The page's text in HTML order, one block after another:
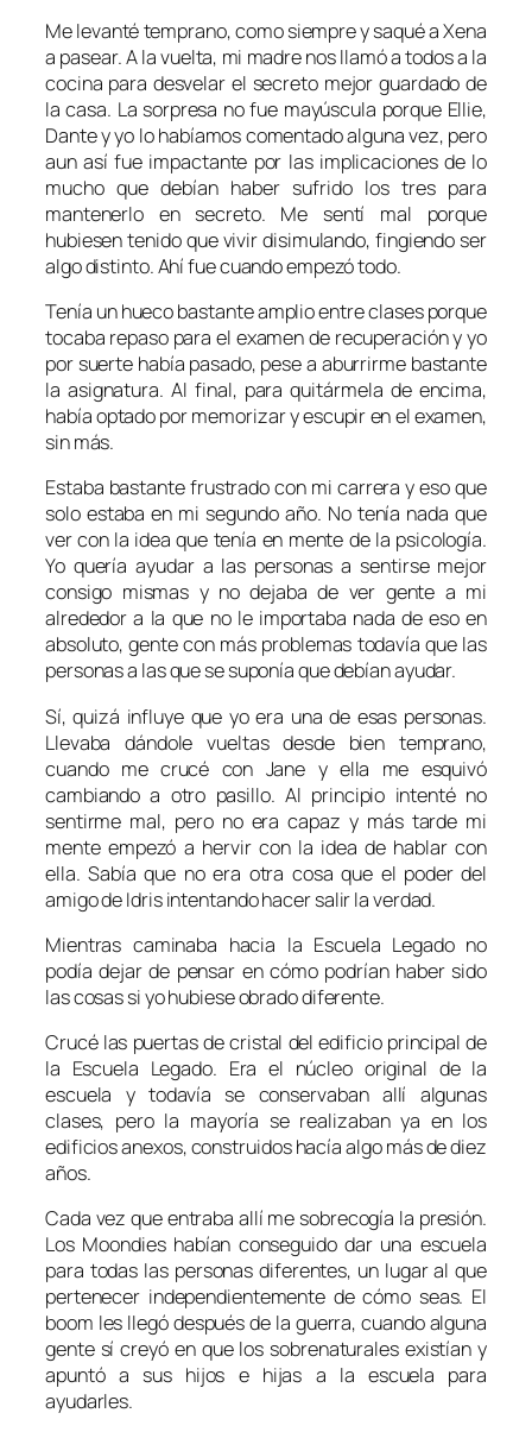
Me levanté temprano, como siempre y saqué aXena
a pasear. A la vuelta, mi madre nos llamó a todos a la
cocina para desvelar el secreto mejor guardado de
la casa. La sorpresa no fue mayúscula porque Ellie,
Dantey yo lo habíamos comentado alguna vez, pero
aun así fue impactante por las implicaciones de lo
mucho que debían haber sufrido los tres para
mantenerlo en secreto. Me sentí mal porque
hubiesen tenido que vivir disimulando, fingiendo ser
algo distinto. Ahí fue cuando empezó todo.
Tenía un hueco bastante amplio entre clases porque
tocaba repaso para el examen de recuperación y yo
por suerte había pasado, pese a aburrirme bastante
la asignatura. Al final, para quitármela de encima,
había optado por memorizar y escupir en el examen,
sin más.
Estaba bastante frustrado con mi carrera y eso que
solo estaba en mi segundo año. No tenía nada que
ver con la idea que tenía en mente de la psicología.
Yo quería ayudar a las personas a sentirse mejor
consigo mismas y no dejaba de ver gente a mi
alrededor a la que no le importaba nada de eso en
absoluto, gente con más problemas todavía que las
personas a las que se suponía que debían ayudar.
Sí, quizá influye que yo era una de esas personas.
Llevaba dándole vueltas desde bien temprano,
cuando me crucé con Jane y ella me esquivó
cambiando a otro pasillo. Al principio intenté no
sentirme mal, pero no era capaz y más tarde mi
mente empezó a hervir con la idea de hablar con
ella. Sabía que no era otra cosa que el poder del
amigo deIdrisintentando hacer salir la verdad.
Mientras caminaba hacia la Escuela Legadono
podía dejar de pensar en cómo podrían haber sido
las cosas si yo hubiese obrado diferente.
Crucé las puertas de cristal del edificio principal de
la Escuela Legado. Era el núcleo original de la
escuela y todavía se conservaban allí algunas
clases, pero la mayoría se realizaban ya en los
edificios anexos, construidos hacía algo más de diez
años.
Cada vez que entraba allí me sobrecogía la presión.
Los Moondieshabían conseguido dar una escuela
para todas las personas diferentes, un lugar al que
pertenecer independientemente de cómo seas. El
boom les llegó después de la guerra, cuando alguna
gente sí creyó en que los sobrenaturales existían y
apuntó a sus hijos e hijas a la escuela para
ayudarles.